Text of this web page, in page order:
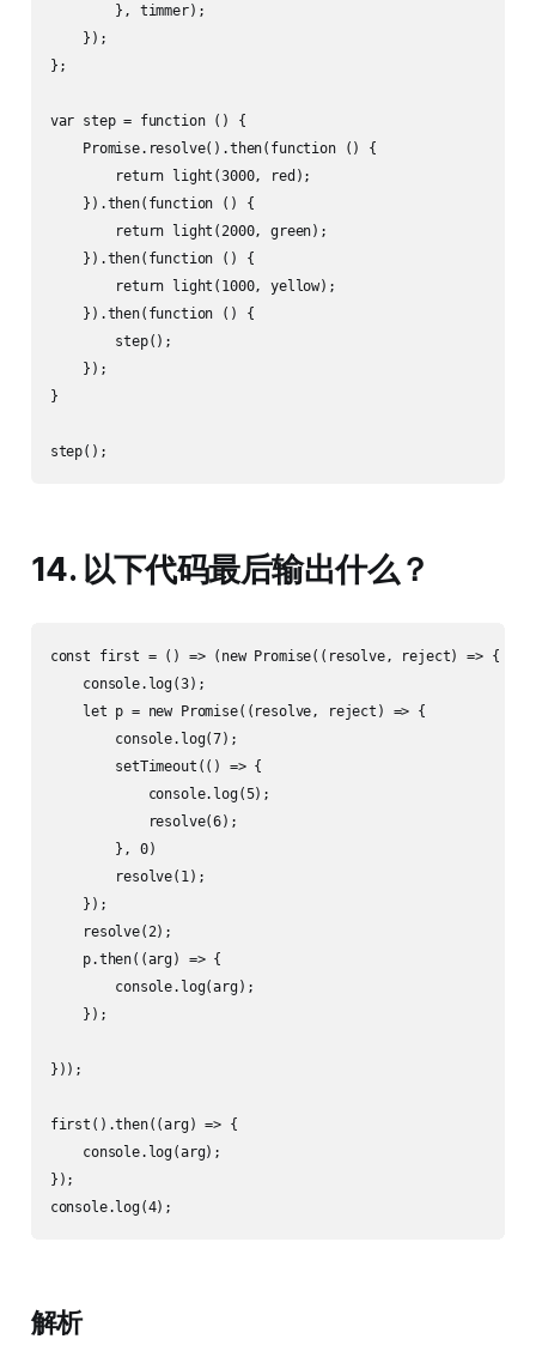
        }, timmer);
    });
};
var step = function () {
    Promise.resolve().then(function () {
        return light(3000, red);
    }).then(function () {
        return light(2000, green);
    }).then(function () {
        return light(1000, yellow);
    }).then(function () {
        step();
    });
}
14. 以下代码最后输出什么？
const first = () => (new Promise((resolve, reject) => {
    console.log(3);
    let p = new Promise((resolve, reject) => {
        console.log(7);
        setTimeout(() => {
            console.log(5);
            resolve(6);
        }, 0)
        resolve(1);
    });
    resolve(2);
    p.then((arg) => {
        console.log(arg);
    });
}));
first().then((arg) => {
    console.log(arg);
});
解析